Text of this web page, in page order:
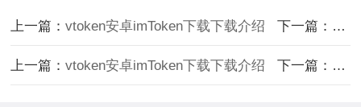
上一篇：vtoken安卓imToken下载下载介绍 下一篇：
上一篇：vtoken安卓imToken下载下载介绍 下一篇：